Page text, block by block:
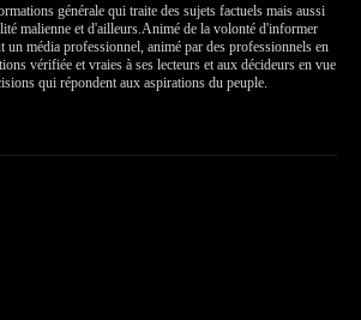
générale qui traite des sujets factuels mais aussi
malienne et d'ailleurs.Animé de la volonté d'informer
un média professionnel, animé par des professionnels en
vérifiée et vraies à ses lecteurs et aux décideurs en vue
qui répondent aux aspirations du peuple.